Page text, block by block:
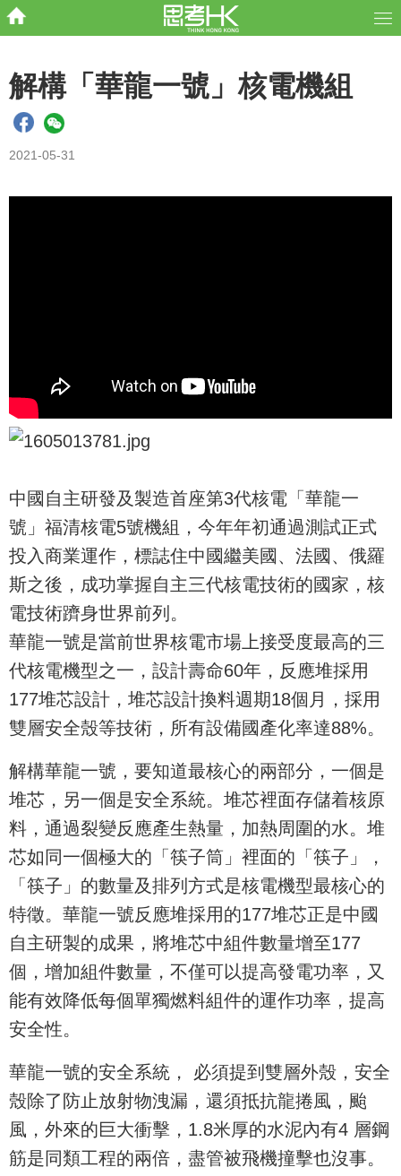
解構「華龍一號」核電機組
2021-05-31
中國自主研發及製造首座第3代核電「華龍一
號」福清核電5號機組，今年年初通過測試正式
投入商業運作，標誌住中國繼美國、法國、俄羅
斯之後，成功掌握自主三代核電技術的國家，核
電技術躋身世界前列。
華龍一號是當前世界核電市場上接受度最高的三
代核電機型之一，設計壽命60年，反應堆採用
177堆芯設計，堆芯設計換料週期18個月，採用
雙層安全殼等技術，所有設備國產化率達88%。
解構華龍一號，要知道最核心的兩部分，一個是
堆芯，另一個是安全系統。堆芯裡面存儲着核原
料，通過裂變反應產生熱量，加熱周圍的水。堆
芯如同一個極大的「筷子筒」裡面的「筷子」，
「筷子」的數量及排列方式是核電機型最核心的
特徵。華龍一號反應堆採用的177堆芯正是中國
自主研製的成果，將堆芯中組件數量增至177
個，增加組件數量，不僅可以提高發電功率，又
能有效降低每個單獨燃料組件的運作功率，提高
安全性。
華龍一號的安全系統， 必須提到雙層外殼，安全
殼除了防止放射物洩漏，還須抵抗龍捲風，颱
風，外來的巨大衝擊，1.8米厚的水泥內有4 層鋼
筋是同類工程的兩倍，盡管被飛機撞擊也沒事。